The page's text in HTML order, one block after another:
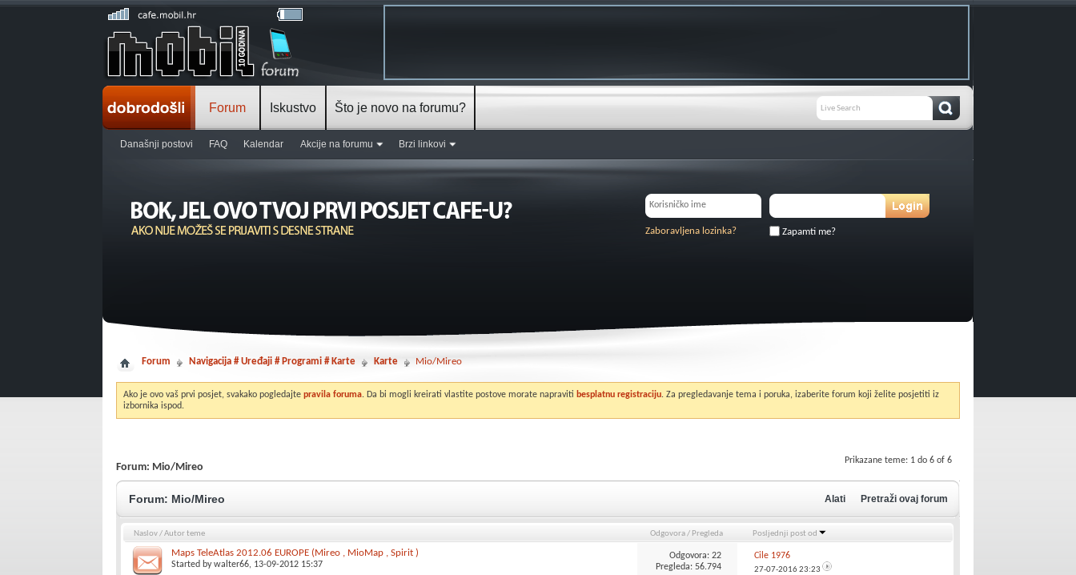
Forum
Današnji postovi FAQ Kalendar Akcije na forumu Brzi linkovi
Iskustvo Što je novo na forumu?
Zapamti me?
Zaboravljena lozinka?
Forum Navigacija # Uređaji # Programi # Karte Karte Mio/Mireo
Ako je ovo vaš prvi posjet, svakako pogledajte pravila foruma. Da bi mogli kreirati vlastite postove morate napraviti besplatnu registraciju. Za pregledavanje tema i poruka, izaberite forum koji želite posjetiti iz
izbornika ispod.
Prikazane teme: 1 do 6 of 6
Forum: Mio/Mireo
Forum: Mio/Mireo Alati Pretraži ovaj forum
Naslov/Autor teme Odgovora/ Pregleda Posljednji post od
Maps TeleAtlas 2012.06 EUROPE (Mireo , MioMap , Spirit )
Started bywalter66, 13-09-2012 15:37
Odgovora: 22
Pregleda: 56.794
Cile 1976
27-07-201623:23